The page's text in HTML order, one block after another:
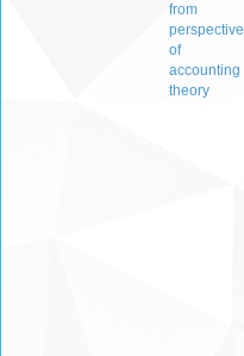
from
perspective
of
accounting
theory